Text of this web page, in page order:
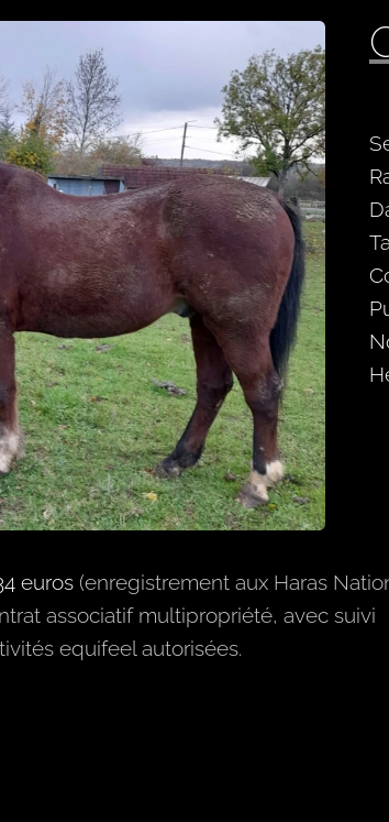
euros (enregistrement aux Haras
associatif multipropriété, avec suivi
equifeel autorisées.